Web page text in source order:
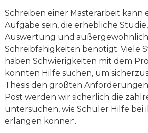
Schreiben einer Masterarbeit kann
Aufgabe sein, die erhebliche
Auswertung und
Schreibfähigkeiten benötigt. Viele
haben Schwierigkeiten mit dem
könnten Hilfe suchen, um
Thesis den größten
Post werden wir sicherlich die
untersuchen, wie Schüler Hilfe bei
erlangen können.